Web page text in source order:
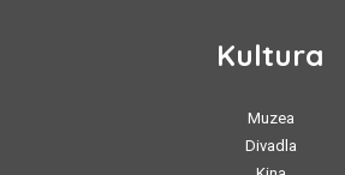
Kultura
Muzea
Divadla